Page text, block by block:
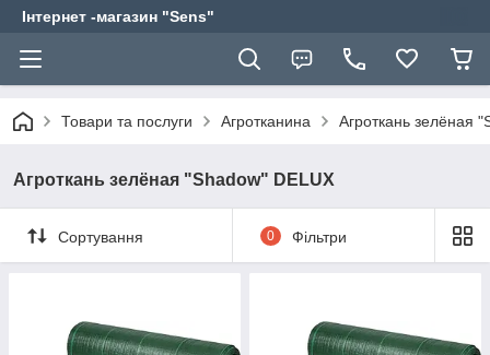
Інтернет -магазин "Sens"
Товари та послуги Агротканина Агроткань зелёная
Агроткань зелёная "Shadow" DELUX
Сортування 0 Фільтри